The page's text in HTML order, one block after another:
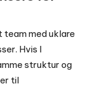
team med uklare
Hvis I
struktur og
til